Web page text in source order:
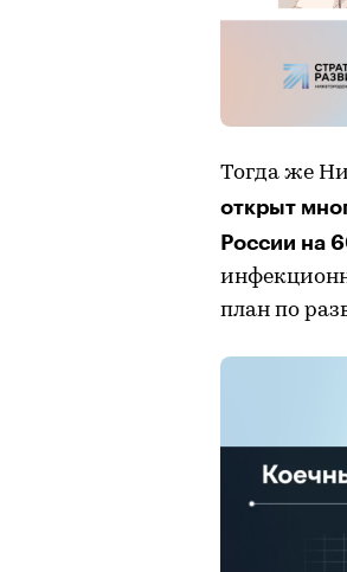
Тогда же
открыт
России на
план по